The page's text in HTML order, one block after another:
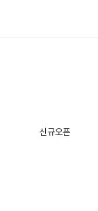
신규오픈